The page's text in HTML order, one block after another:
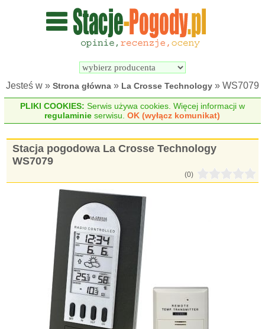
Wyszukiwarka
pogodowych
Jesteś w » Strona główna » La Crosse Technology » WS7079
PLIKI COOKIES: Serwis używa cookies. Więcej informacji w
regulaminie serwisu.OK (wyłącz komunikat)
Stacja pogodowa La Crosse Technology
WS7079
(0)